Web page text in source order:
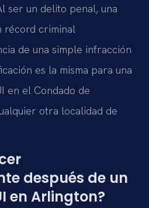
ser un delito penal, una
récord criminal
de una simple infracción
es la misma para una
en el Condado de
otra localidad de
después de un
en Arlington?